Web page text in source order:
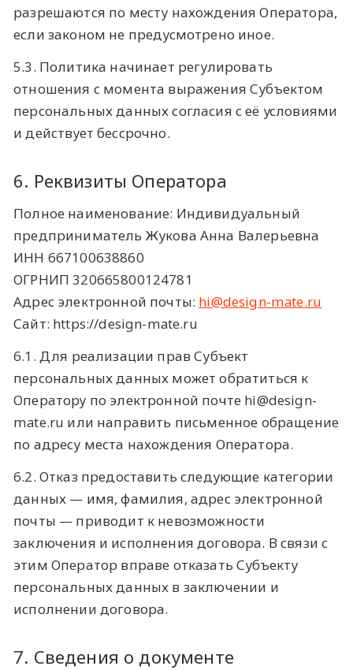
разрешаются по месту нахождения Оператора,
если законом не предусмотрено иное.
5.3. Политика начинает регулировать
отношения с момента выражения Субъектом
персональных данных согласия с её условиями
и действует бессрочно.
6. Реквизиты Оператора
Полное наименование: Индивидуальный
предприниматель Жукова Анна Валерьевна
ИНН 667100638860
ОГРНИП 320665800124781
Адрес электронной почты: hi@design-mate.ru
Сайт: https://design-mate.ru
6.1. Для реализации прав Субъект
персональных данных может обратиться к
Оператору по электронной почте hi@design-
mate.ru или направить письменное обращение
по адресу места нахождения Оператора.
6.2. Отказ предоставить следующие категории
данных — имя, фамилия, адрес электронной
почты — приводит к невозможности
заключения и исполнения договора. В связи с
этим Оператор вправе отказать Субъекту
персональных данных в заключении и
исполнении договора.
7. Сведения о документе